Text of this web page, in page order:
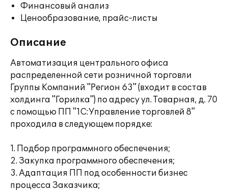
Финансовый анализ
Ценообразование, прайс-листы
Описание
Автоматизация центрального офиса
распределенной сети розничной торговли
Группы Компаний "Регион 63" (входит в состав
холдинга "Горилка") по адресу ул. Товарная, д. 70
с помощью ПП "1С:Управление торговлей 8"
проходила в следующем порядке:
1. Подбор программного обеспечения;
2. Закупка программного обеспечения;
3. Адаптация ПП под особенности бизнес
процесса Заказчика;